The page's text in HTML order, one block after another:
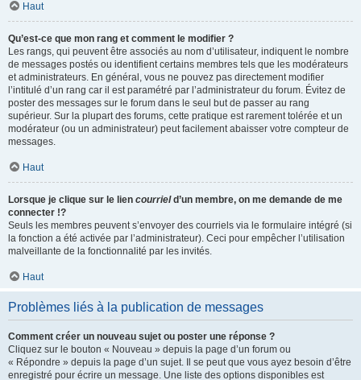
Haut
Qu’est-ce que mon rang et comment le modifier ?
Les rangs, qui peuvent être associés au nom d’utilisateur, indiquent le nombre
de messages postés ou identifient certains membres tels que les modérateurs
et administrateurs. En général, vous ne pouvez pas directement modifier
l’intitulé d’un rang car il est paramétré par l’administrateur du forum. Évitez de
poster des messages sur le forum dans le seul but de passer au rang
supérieur. Sur la plupart des forums, cette pratique est rarement tolérée et un
modérateur (ou un administrateur) peut facilement abaisser votre compteur de
messages.
Haut
Lorsque je clique sur le lien courrield’un membre, on me demande de me
connecter !?
Seuls les membres peuvent s’envoyer des courriels via le formulaire intégré (si
la fonction a été activée par l’administrateur). Ceci pour empêcher l’utilisation
malveillante de la fonctionnalité par les invités.
Haut
Problèmes liés à la publication de messages
Comment créer un nouveau sujet ou poster une réponse ?
Cliquez sur le bouton « Nouveau » depuis la page d’un forum ou
« Répondre » depuis la page d’un sujet. Il se peut que vous ayez besoin d’être
enregistré pour écrire un message. Une liste des options disponibles est